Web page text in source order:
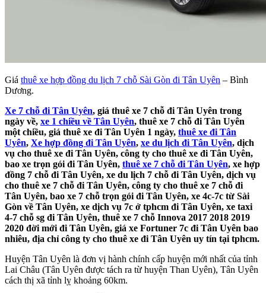
Giá thuê xe hợp đồng du lịch 7 chỗ Sài Gòn đi Tân Uyên – Bình
Dương.
Xe 7 chỗ đi Tân Uyên, giá thuê xe 7 chỗ đi Tân Uyên trong
ngày về, xe 1 chiều về Tân Uyên, thuê xe 7 chỗ đi Tân Uyên
một chiều, giá thuê xe đi Tân Uyên 1 ngày, thuê xe đi Tân
Uyên, Xe hợp đồng đi Tân Uyên, xe du lịch đi Tân Uyên, dịch
vụ cho thuê xe đi Tân Uyên, công ty cho thuê xe đi Tân Uyên,
bao xe trọn gói đi Tân Uyên, thuê xe 7 chỗ đi Tân Uyên, xe hợp
đồng 7 chỗ đi Tân Uyên, xe du lịch 7 chỗ đi Tân Uyên, dịch vụ
cho thuê xe 7 chỗ đi Tân Uyên, công ty cho thuê xe 7 chỗ đi
Tân Uyên, bao xe 7 chỗ trọn gói đi Tân Uyên, xe 4c-7c từ Sài
Gòn về Tân Uyên, xe dịch vụ 7c ở tphcm đi Tân Uyên, xe taxi
4-7 chỗ sg đi Tân Uyên, thuê xe 7 chỗ Innova 2017 2018 2019
2020 đời mới đi Tân Uyên, giá xe Fortuner 7c đi Tân Uyên bao
nhiêu, địa chỉ công ty cho thuê xe đi Tân Uyên uy tín tại tphcm.
Huyện Tân Uyên là đơn vị hành chính cấp huyện mới nhất của tỉnh
Lai Châu (Tân Uyên được tách ra từ huyện Than Uyên), Tân Uyên
cách thị xã tỉnh lỵ khoảng 60km.